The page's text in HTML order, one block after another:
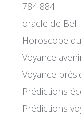
784 884
oracle de
Horoscope
Voyance
Voyance
Prédictions
Prédictions